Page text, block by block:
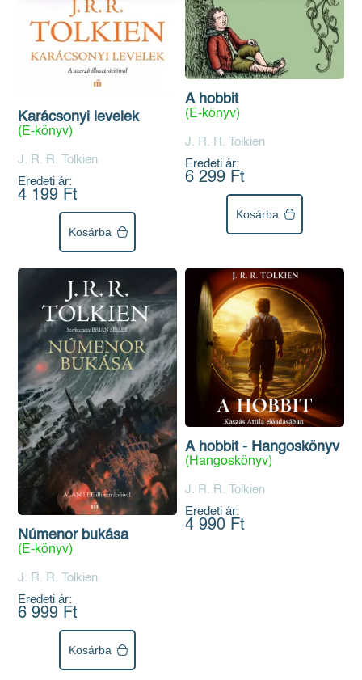
Karácsonyi levelek
(E-könyv)
J. R. R. Tolkien
Eredeti ár:
4 199 Ft
Kosárba
A hobbit
(E-könyv)
J. R. R. Tolkien
Eredeti ár:
6 299 Ft
Kosárba
Númenor bukása
(E-könyv)
J. R. R. Tolkien
Eredeti ár:
6 999 Ft
Kosárba
A hobbit - Hangoskönyv
(Hangoskönyv)
J. R. R. Tolkien
Eredeti ár:
4 990 Ft